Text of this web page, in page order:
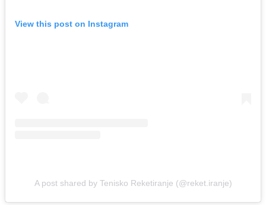
View this post on Instagram
A post shared by Tenisko Reketiranje (@reket.iranje)